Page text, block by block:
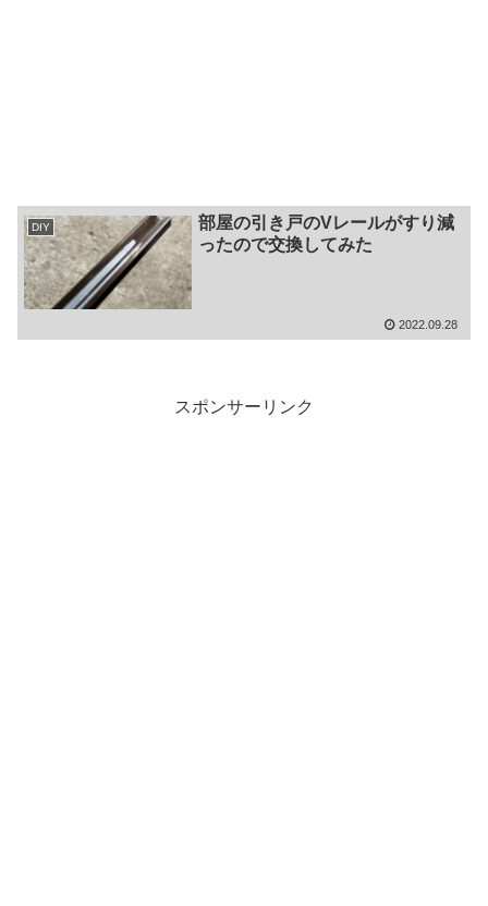
DIY
部屋の引き戸のVレールがすり減
ったので交換してみた
2022.09.28
スポンサーリンク